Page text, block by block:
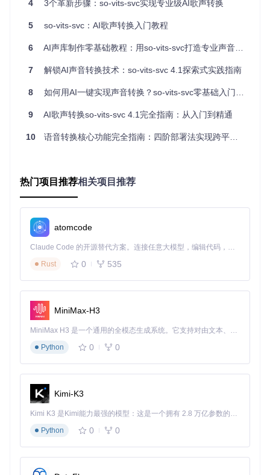
模型配置与界面启动
核心模型部署
so-vits-svc需要以下关键模型文件支持运行：
ContentVec特征提取模型（放置于hubert目录）
配置文件（config.json）
so-vits-svc/
├── hubert/
│   └── contentvec.pt  # ContentVec模型
└── models/
    └── 目标说话人/
        ├── D_0.pth    # 判别器模型
图形界面启动流程
完成模型配置后，通过以下命令启动图形界面：
python inference_gui2.py # 启动语音转换图形界面
频导入、参数调节等核心功能模块。
AI语音转换工具主界面，展示说话人选择、参数调节与音频处
技术原理解析
so-vits-svc的核心优势在于采用"内容-音色"解耦架构：通过Hu
BERT模型提取语音内容特征，利用VITS框架实现韵律与音色
4 3个革新步骤：so-vits-svc实现专业级AI歌声转换
5 so-vits-svc：AI歌声转换入门教程
6 AI声库制作零基础教程：用so-vits-svc打造专业声音转换工具
7 解锁AI声音转换技术：so-vits-svc 4.1探索式实践指南
8 如何用AI一键实现声音转换？so-vits-svc零基础入门指南
9 AI歌声转换so-vits-svc 4.1完全指南：从入门到精通
10 语音转换核心功能完全指南：四阶部署法实现跨平台声音处理（2024最新版）
热门项目推荐相关项目推荐
atomcode
Claude Code 的开源替代方案。连接任意大模型，编辑代码，运行命令，自动验证 — 全自动执行。用 Rust 构建，极致性能。 ｜ An open-source alternative to Claude Code. Connect any LLM, edit code, run commands, and verify changes — autonomously. Built in Rust for speed. Get Started
Rust
0 535
MiniMax-H3
MiniMax H3 是一个通用的全模态生成系统。它支持对由文本、图像、视频和音频组成的多模态上下文进行统一理解，并能生成分辨率高达 2K、时长可达 15 秒的带原生立体声音频的视频。得益于面向任务泛化的系统设计，H3 在预训练阶段就已具备广泛的多模态上下文理解与生成能力，能够出色地执行复杂的多模态指令。
Python
0 0
Kimi-K3
Kimi K3 是Kimi能力最强的模型：这是一个拥有 2.8 万亿参数的混合专家（MoE）模型，具备原生视觉理解能力，并支持 100 万 token 的上下文窗口。
Python
0 0